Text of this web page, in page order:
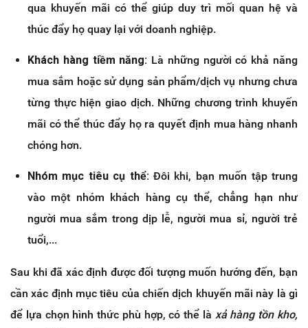
qua khuyến mãi có thể giúp duy trì mối quan hệ và
thúc đẩy họ quay lại với doanh nghiệp.
Khách hàng tiềm năng: Là những người có khả năng
mua sắm hoặc sử dụng sản phẩm/dịch vụ nhưng chưa
từng thực hiện giao dịch. Những chương trình khuyến
mãi có thể thúc đẩy họ ra quyết định mua hàng nhanh
chóng hơn.
Nhóm mục tiêu cụ thể:Đôi khi, bạn muốn tập trung
vào một nhóm khách hàng cụ thể, chẳng hạn như
người mua sắm trong dịp lễ, người mua sỉ, người trẻ
tuổi,...
Sau khi đã xác định được đối tượng muốn hướng đến, bạn
cần xác định mục tiêu của chiến dịch khuyến mãi này là gì
để lựa chọn hình thức phù hợp, có thể là xả hàng tồn kho,